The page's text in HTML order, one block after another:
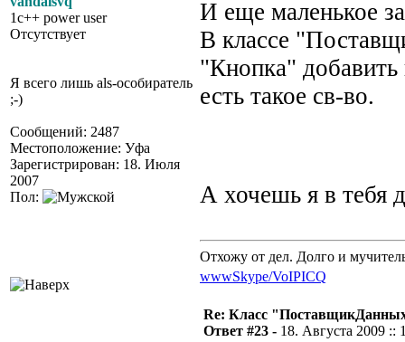
1c++ power user
Отсутствует
Я всего лишь als-особиратель
;-)
Сообщений: 2487
Местоположение: Уфа
Зарегистрирован: 18. Июля
2007
Пол:
И еще маленькое
В классе
"Кнопка" добавить
есть такое св-во.
А хочешь я в тебя
Отхожу от дел. Долго и
wwwSkype/VoIPICQ
Re: Класс
Ответ #23 - 18. Августа 2009 ::